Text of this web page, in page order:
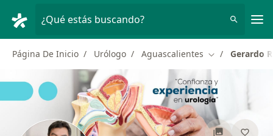
¿Qué estás buscando?
Página De Inicio Urólogo Aguascalientes Cambiar de
Gerardo